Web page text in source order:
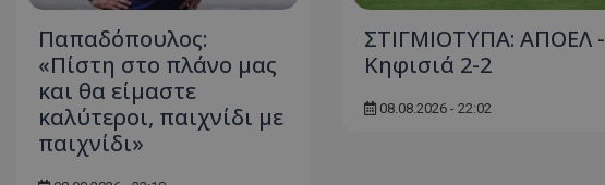
Παπαδόπουλος:
«Πίστη στο πλάνο μας
και θα είμαστε
καλύτεροι, παιχνίδι με
παιχνίδι»
ΣΤΙΓΜΙΟΤΥΠΑ: ΑΠΟΕΛ -
Κηφισιά 2-2
08.08.2026 - 22:02